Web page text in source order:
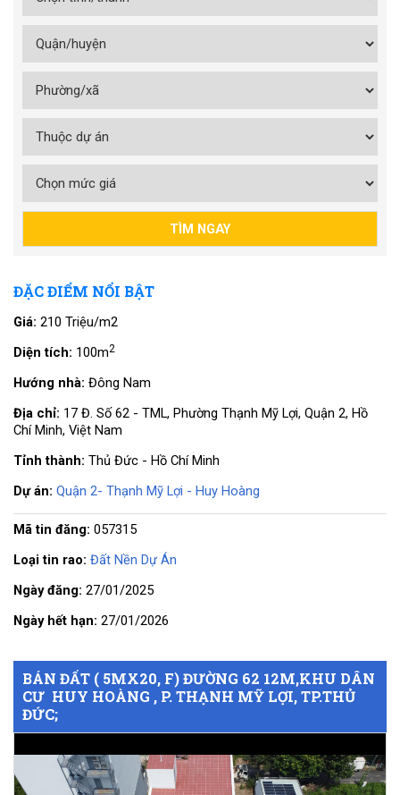
BÁN ĐẤT ( 5MX20, F) ĐƯỜNG 62 12M,KHU DÂN
CƯ HUY HOÀNG , P. THẠNH MỸ LỢI, TP.THỦ
ĐỨC;
ĐẶC ĐIỂM NỔI BẬT
Giá: 210 Triệu/m2
Diện tích: 100m2
Hướng nhà: Đông Nam
Địa chỉ: 17 Đ. Số 62 - TML, Phường Thạnh Mỹ Lợi, Quận 2, Hồ
Chí Minh, Việt Nam
Tỉnh thành: Thủ Đức - Hồ Chí Minh
Dự án: Quận 2- Thạnh Mỹ Lợi - Huy Hoàng
Mã tin đăng: 057315
Loại tin rao: Đất Nền Dự Án
Ngày đăng: 27/01/2025
Ngày hết hạn: 27/01/2026